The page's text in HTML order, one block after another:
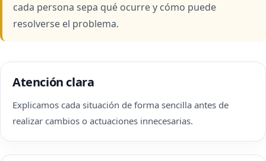
cada persona sepa qué ocurre y cómo puede
resolverse el problema.
Atención clara
Explicamos cada situación de forma sencilla antes de
realizar cambios o actuaciones innecesarias.